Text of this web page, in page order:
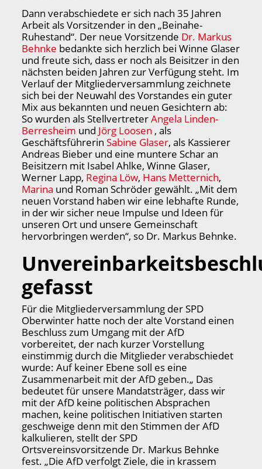
Dann verabschiedete er sich nach 35 Jahren
Arbeit als Vorsitzender in den „Beinahe-
Ruhestand“. Der neue Vorsitzende Dr. Markus
Behnke bedankte sich herzlich bei Winne Glaser
und freute sich, dass er noch als Beisitzer in den
nächsten beiden Jahren zur Verfügung steht. Im
Verlauf der Mitgliederversammlung zeichnete
sich bei der Neuwahl des Vorstandes ein guter
Mix aus bekannten und neuen Gesichtern ab:
So wurden als StellvertreterAngela Linden-
Berresheim und Jörg Loosen , als
GeschäftsführerinSabine Glaser, als Kassierer
Andreas Bieber und eine muntere Schar an
Beisitzern mit Isabel Ahlke, Winne Glaser,
Werner Lapp, Regina Löw, Hans Metternich,
Marina und Roman Schröder gewählt. „Mit dem
neuen Vorstand haben wir eine lebhafte Runde,
in der wir sicher neue Impulse und Ideen für
unseren Ort und unsere Gemeinschaft
hervorbringen werden“, so Dr. Markus Behnke.
gefasst
Für die Mitgliederversammlung der SPD
Oberwinter hatte noch der alte Vorstand einen
Beschluss zum Umgang mit der AfD
vorbereitet, der nach kurzer Vorstellung
einstimmig durch die Mitglieder verabschiedet
wurde: Auf keiner Ebene soll es eine
Zusammenarbeit mit der AfD geben.„ Das
bedeutet für unsere Mandatsträger, dass wir
mit der AfD keine politischen Absprachen
machen, keine politischen Initiativen starten
geschweige denn mit den Stimmen der AfD
kalkulieren, stellt der SPD
Ortsvereinsvorsitzende Dr. Markus Behnke
fest. „Die AfD verfolgt Ziele, die in krassem